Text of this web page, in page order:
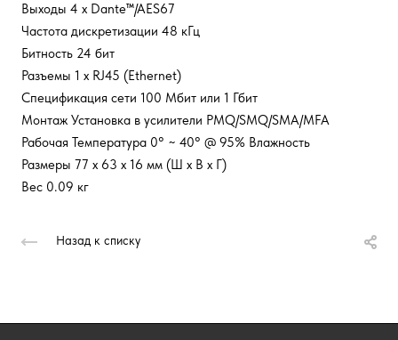
Выходы 4 x Dante™/AES67
Частота дискретизации 48 кГц
Битность 24 бит
Разъемы 1 x RJ45 (Ethernet)
Спецификация сети 100 Мбит или 1 Гбит
Монтаж Установка в усилители PMQ/SMQ/SMA/MFA
Рабочая Температура 0° ~ 40° @ 95% Влажность
Размеры 77 x 63 x 16 мм (Ш x В x Г)
Вес 0.09 кг
Назад к списку